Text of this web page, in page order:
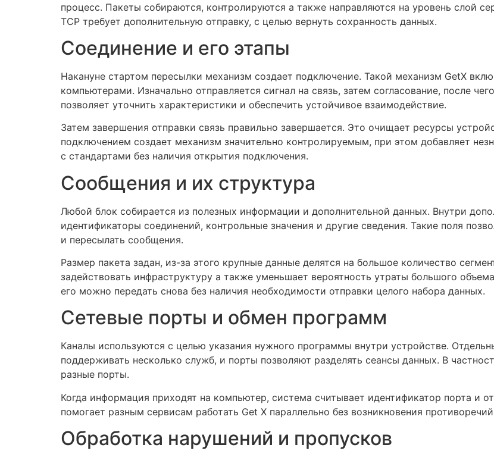
процесс. Пакеты собираются, контролируются а также направляются на уровень слой
TCP требует дополнительную отправку, с целью вернуть сохранность данных.
Соединение и его этапы
Накануне стартом пересылки механизм создает подключение. Такой механизм GetX
компьютерами. Изначально отправляется сигнал на связь, затем согласование, после
позволяет уточнить характеристики и обеспечить устойчивое взаимодействие.
Затем завершения отправки связь правильно завершается. Это очищает ресурсы
подключением создает механизм значительно контролируемым, при этом добавляет
с стандартами без наличия открытия подключения.
Сообщения и их структура
Любой блок собирается из полезных информации и дополнительной данных. Внутри
идентификаторы соединений, контрольные значения и другие сведения. Такие поля
и пересылать сообщения.
Размер пакета задан, из-за этого крупные данные делятся на большое количество
задействовать инфраструктуру а также уменьшает вероятность утраты большого
его можно передать снова без наличия необходимости отправки целого набора данных.
Сетевые порты и обмен программ
Каналы используются с целью указания нужного программы внутри устройстве.
поддерживать несколько служб, и порты позволяют разделять сеансы данных. В
разные порты.
Когда информация приходят на компьютер, система считывает идентификатор порта и
помогает разным сервисам работать Get X параллельно без возникновения
Обработка нарушений и пропусков